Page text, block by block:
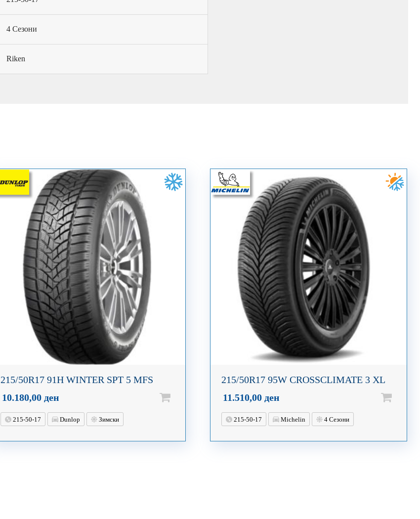
4 Сезони
Riken
215/50R17 91H WINTER SPT 5 MFS
10.180,00 ден
215-50-17 Dunlop Зимски
215/50R17 95W CROSSCLIMATE 3 XL
11.510,00ден
215-50-17 Michelin 4 Сезони